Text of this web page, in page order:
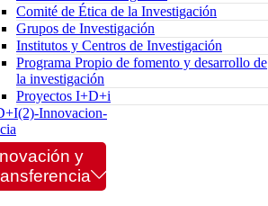
Comité de Ética de la Investigación
Grupos de Investigación
Institutos y Centros de Investigación
Programa Propio de fomento y desarrollo de
la investigación
Proyectos I+D+i
Innovacion-
y